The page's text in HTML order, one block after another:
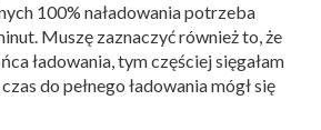
100% naładowania potrzeba
Muszę zaznaczyć również to, że
ładowania, tym częściej sięgałam
do pełnego ładowania mógł się